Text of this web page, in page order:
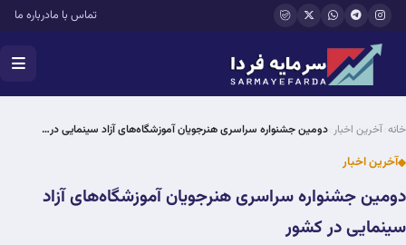
رفتن به محتوای اصلی تماس با مادرباره ما
خانه آخرین اخبار دومین جشنواره سراسری هنرجویان آموزشگاه‌های آزاد سینمایی در…
آخرین اخبار
دومین جشنواره سراسری هنرجویان آموزشگاه‌های آزاد
سینمایی در کشور